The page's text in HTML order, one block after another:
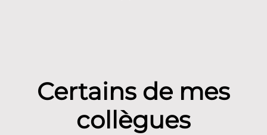
Certains de mes
collègues